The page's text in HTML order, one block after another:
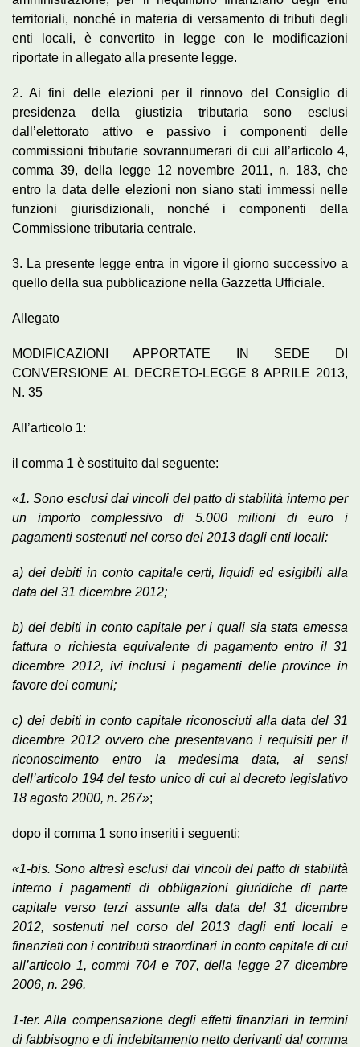
territoriali, nonché in materia di versamento di tributi degli
enti locali, è convertito in legge con le modificazioni
riportate in allegato alla presente legge.
2. Ai fini delle elezioni per il rinnovo del Consiglio di
presidenza della giustizia tributaria sono esclusi
dall’elettorato attivo e passivo i componenti delle
commissioni tributarie sovrannumerari di cui all’articolo 4,
comma 39, della legge 12 novembre 2011, n. 183, che
entro la data delle elezioni non siano stati immessi nelle
funzioni giurisdizionali, nonché i componenti della
Commissione tributaria centrale.
3. La presente legge entra in vigore il giorno successivo a
quello della sua pubblicazione nella Gazzetta Ufficiale.
Allegato
MODIFICAZIONI APPORTATE IN SEDE DI
CONVERSIONE AL DECRETO-LEGGE 8 APRILE 2013,
N. 35
All’articolo 1:
il comma 1 è sostituito dal seguente:
«1. Sono esclusi dai vincoli del patto di stabilità interno per
un importo complessivo di 5.000 milioni di euro i
pagamenti sostenuti nel corso del 2013 dagli enti locali:
a) dei debiti in conto capitale certi, liquidi ed esigibili alla
data del 31 dicembre 2012;
b) dei debiti in conto capitale per i quali sia stata emessa
fattura o richiesta equivalente di pagamento entro il 31
dicembre 2012, ivi inclusi i pagamenti delle province in
favore dei comuni;
c) dei debiti in conto capitale riconosciuti alla data del 31
dicembre 2012 ovvero che presentavano i requisiti per il
riconoscimento entro la medesima data, ai sensi
dell’articolo 194 del testo unico di cui al decreto legislativo
18 agosto 2000, n. 267»;
dopo il comma 1 sono inseriti i seguenti:
«1-bis. Sono altresì esclusi dai vincoli del patto di stabilità
interno i pagamenti di obbligazioni giuridiche di parte
capitale verso terzi assunte alla data del 31 dicembre
2012, sostenuti nel corso del 2013 dagli enti locali e
finanziati con i contributi straordinari in conto capitale di cui
all’articolo 1, commi 704 e 707, della legge 27 dicembre
2006, n. 296.
1-ter. Alla compensazione degli effetti finanziari in termini
di fabbisogno e di indebitamento netto derivanti dal comma